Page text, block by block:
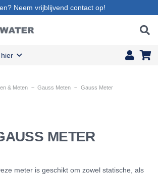
Neem vrijblijvend contact op!
hier
& Meten ~ Gauss Meten ~ Gauss Meter
METER
meter is geschikt om zowel statische, als